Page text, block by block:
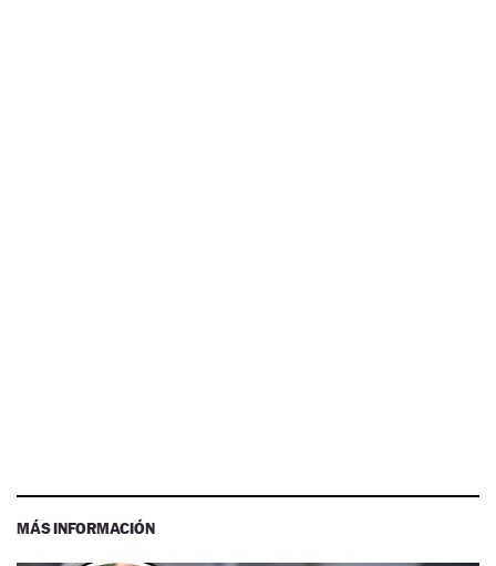
MÁS INFORMACIÓN